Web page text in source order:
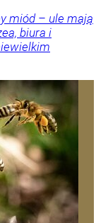
miód – ule mają
biura i